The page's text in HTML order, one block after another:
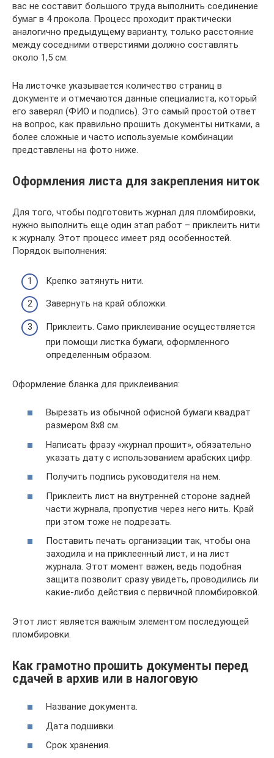
вас не составит большого труда выполнить соединение
бумаг в 4 прокола. Процесс проходит практически
аналогично предыдущему варианту, только расстояние
между соседними отверстиями должно составлять
около 1,5 см.
На листочке указывается количество страниц в
документе и отмечаются данные специалиста, который
его заверял (ФИО и подпись). Это самый простой ответ
на вопрос, как правильно прошить документы нитками, а
более сложные и часто используемые комбинации
представлены на фото ниже.
Оформления листа для закрепления ниток
Для того, чтобы подготовить журнал для пломбировки,
нужно выполнить еще один этап работ – приклеить нити
к журналу. Этот процесс имеет ряд особенностей.
Порядок выполнения:
Крепко затянуть нити.
Завернуть на край обложки.
Приклеить. Само приклеивание осуществляется
при помощи листка бумаги, оформленного
определенным образом.
Оформление бланка для приклеивания:
Вырезать из обычной офисной бумаги квадрат
размером 8х8 см.
Написать фразу «журнал прошит», обязательно
указать дату с использованием арабских цифр.
Получить подпись руководителя на нем.
Приклеить лист на внутренней стороне задней
части журнала, пропустив через него нить. Край
при этом тоже не подрезать.
Поставить печать организации так, чтобы она
заходила и на приклеенный лист, и на лист
журнала. Этот момент важен, ведь подобная
защита позволит сразу увидеть, проводились ли
какие-либо действия с первичной пломбировкой.
Этот лист является важным элементом последующей
пломбировки.
Как грамотно прошить документы перед
сдачей в архив или в налоговую
Название документа.
Дата подшивки.
Срок хранения.